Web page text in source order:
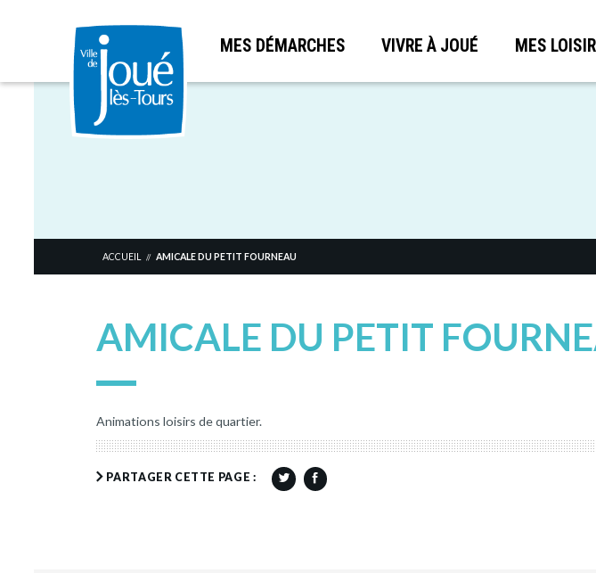
Aller
MES DÉMARCHES VIVRE À JOUÉ MES
ACCUEIL // AMICALE DU PETIT FOURNEAU
AMICALE DU PETIT
Animations loisirs de quartier.
PARTAGER CETTE PAGE :